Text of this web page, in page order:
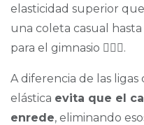
elasticidad superior
una coleta casual
para el gimnasio 🏋️‍♀️🔥.
A diferencia de las
elástica evita que el
enrede, eliminando